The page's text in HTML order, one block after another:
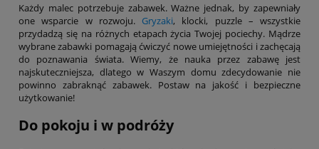
Każdy malec potrzebuje zabawek. Ważne jednak, by zapewniały
one wsparcie w rozwoju. Gryzaki, klocki, puzzle – wszystkie
przydadzą się na różnych etapach życia Twojej pociechy. Mądrze
wybrane zabawki pomagają ćwiczyć nowe umiejętności i zachęcają
do poznawania świata. Wiemy, że nauka przez zabawę jest
najskuteczniejsza, dlatego w Waszym domu zdecydowanie nie
powinno zabraknąć zabawek. Postaw na jakość i bezpieczne
użytkowanie!
Do pokoju i w podróży